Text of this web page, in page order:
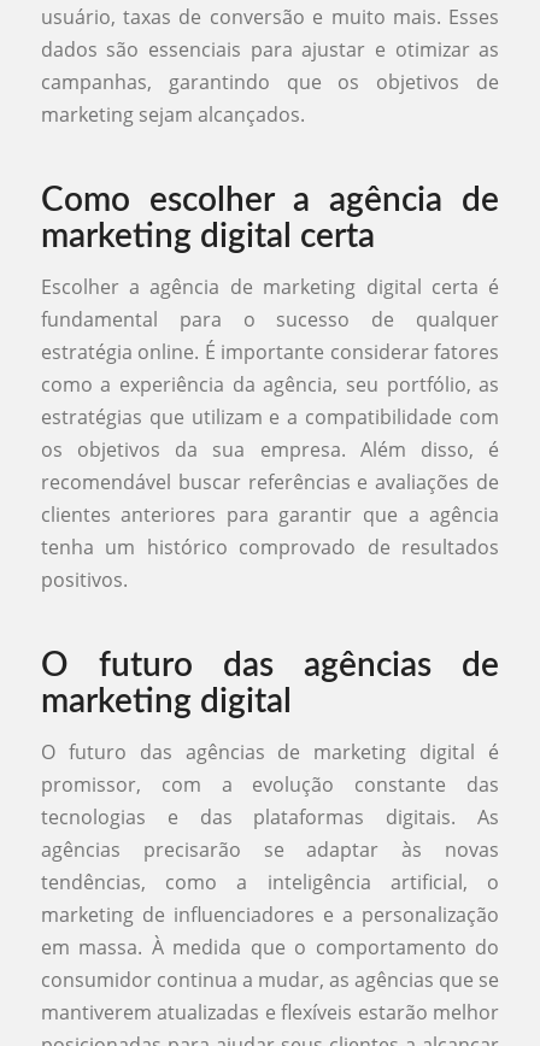
usuário, taxas de conversão e muito mais. Esses
dados são essenciais para ajustar e otimizar as
campanhas, garantindo que os objetivos de
marketing sejam alcançados.
Como escolher a agência de
marketing digital certa
Escolher a agência de marketing digital certa é
fundamental para o sucesso de qualquer
estratégia online. É importante considerar fatores
como a experiência da agência, seu portfólio, as
estratégias que utilizam e a compatibilidade com
os objetivos da sua empresa. Além disso, é
recomendável buscar referências e avaliações de
clientes anteriores para garantir que a agência
tenha um histórico comprovado de resultados
positivos.
O futuro das agências de
marketing digital
O futuro das agências de marketing digital é
promissor, com a evolução constante das
tecnologias e das plataformas digitais. As
agências precisarão se adaptar às novas
tendências, como a inteligência artificial, o
marketing de influenciadores e a personalização
em massa. À medida que o comportamento do
consumidor continua a mudar, as agências que se
mantiverem atualizadas e flexíveis estarão melhor